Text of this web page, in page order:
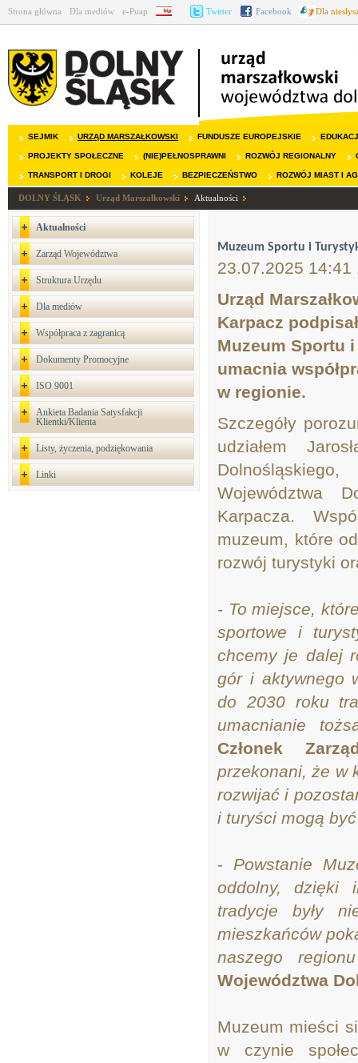
Strona główna Dla mediów e-Puap BIP Twitter Facebook Dla
SEJMIK URZĄD MARSZAŁKOWSKI FUNDUSZE EUROPEJSKIE
PROJEKTY SPOŁECZNE (NIE)PEŁNOSPRAWNI ROZWÓJ REGIONALNY
TRANSPORT I DROGI KOLEJE BEZPIECZEŃSTWO ROZWÓJ MIAST I
DOLNY ŚLĄSK Urząd Marszałkowski Aktualności
Aktualności
Zarząd Województwa
Struktura Urzędu
Dla mediów
Współpraca z zagranicą
Dokumenty Promocyjne
ISO 9001
Ankieta Badania Satysfakcji
Klientki/Klienta
Listy, życzenia, podziękowania
Linki
Muzeum Sportu i
23.07.2025 14:41
Urząd
Karpacz
Muzeum Sportu
umacnia
w regionie.
Szczegóły
udziałem
Województwa
Karpacza.
muzeum, które
rozwój turystyki
- To miejsce,
sportowe i
chcemy je dalej
gór i aktywnego
do 2030 roku
umacnianie
Członek
przekonani, że w
rozwijać i
i turyści mogą
- Powstanie
oddolny, dzięki
tradycje były
mieszkańców
naszego
Województwa
Muzeum mieści
w czynie